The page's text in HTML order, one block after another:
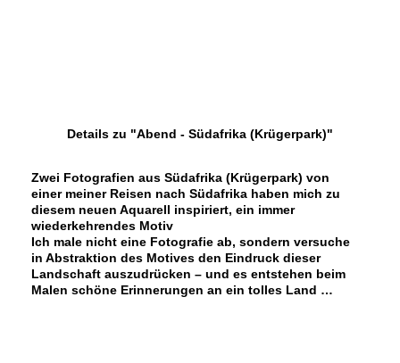
Details zu "Abend - Südafrika (Krügerpark)"
Zwei Fotografien aus Südafrika (Krügerpark) von
einer meiner Reisen nach Südafrika haben mich zu
diesem neuen Aquarell inspiriert, ein immer
wiederkehrendes Motiv
Ich male nicht eine Fotografie ab, sondern versuche
in Abstraktion des Motives den Eindruck dieser
Landschaft auszudrücken – und es entstehen beim
Malen schöne Erinnerungen an ein tolles Land …